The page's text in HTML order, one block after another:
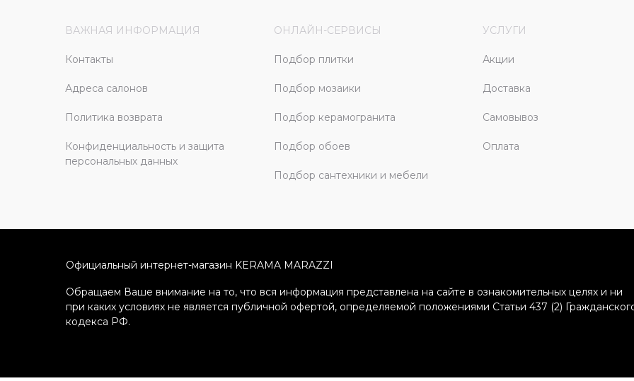
ВАЖНАЯ ИНФОРМАЦИЯ
Контакты
Адреса салонов
Политика возврата
Конфиденциальность и защита
персональных данных
ОНЛАЙН-СЕРВИСЫ
Подбор плитки
Подбор мозаики
Подбор керамогранита
Подбор обоев
Подбор сантехники и мебели
УСЛУГИ
Акции
Доставка
Самовывоз
Оплата
Официальный интернет-магазин KERAMA MARAZZI
Обращаем Ваше внимание на то, что вся информация представлена на сайте в ознакомительных целях и ни
при каких условиях не является публичной офертой, определяемой положениями Статьи 437 (2)
кодекса РФ.